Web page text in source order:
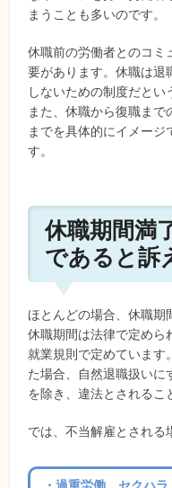
まうことも多いのです。
休職前の労働者とのコミ
要があります。休職は退
しないための制度だとい
また、休職から復職ま
までを具体的にイメー
す。
休職期間満
であると訴
ほとんどの場合、休職期
休職期間は法律で定めら
就業規則で定めています
た場合、自然退職扱いに
を除き、違法とされるこ
では、不当解雇とされる